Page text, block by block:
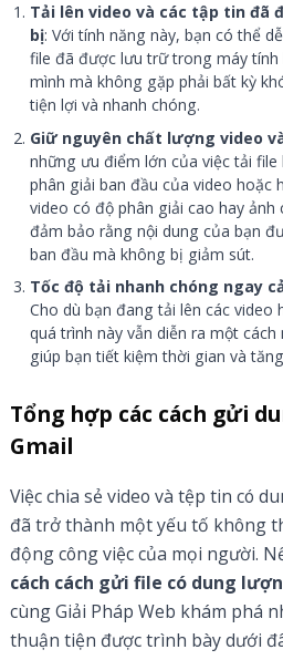
Tải lên video và các tập tin
bị: Với tính năng này, bạn có thể
file đã được lưu trữ trong máy
mình mà không gặp phải bất kỳ
tiện lợi và nhanh chóng.
Giữ nguyên chất lượng video
những ưu điểm lớn của việc tải
phân giải ban đầu của video hoặc
video có độ phân giải cao hay
đảm bảo rằng nội dung của bạn
ban đầu mà không bị giảm sút.
Tốc độ tải nhanh chóng ngay
Cho dù bạn đang tải lên các video
quá trình này vẫn diễn ra một
giúp bạn tiết kiệm thời gian và
Tổng hợp các cách gửi
Gmail
Việc chia sẻ video và tệp tin có
đã trở thành một yếu tố không
động công việc của mọi người.
cách cách gửi file có dung
cùng Giải Pháp Web khám phá
thuận tiện được trình bày dưới